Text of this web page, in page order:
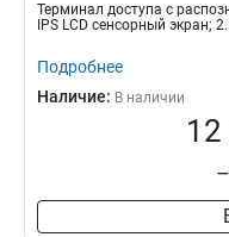
Терминал доступа с
IPS LCD сенсорный экран;
Подробнее
Наличие: В наличии
12
–